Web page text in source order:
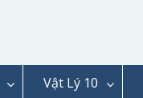
Vật Lý 10